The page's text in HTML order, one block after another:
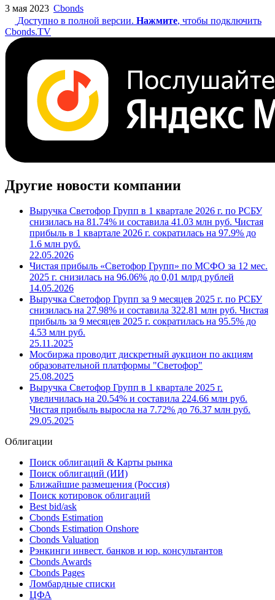
3 мая 2023 Cbonds
Доступно в полной версии. Нажмите, чтобы подключить
Cbonds.TV
Другие новости компании
Выручка Светофор Групп в 1 квартале 2026 г. по РСБУ
снизилась на 81.74% и составила 41.03 млн руб. Чистая
прибыль в 1 квартале 2026 г. сократилась на 97.9% до
1.6 млн руб.
22.05.2026
Чистая прибыль «Светофор Групп» по МСФО за 12 мес.
2025 г. снизилась на 96.06% до 0,01 млрд рублей
14.05.2026
Выручка Светофор Групп за 9 месяцев 2025 г. по РСБУ
снизилась на 27.98% и составила 322.81 млн руб. Чистая
прибыль за 9 месяцев 2025 г. сократилась на 95.5% до
4.53 млн руб.
25.11.2025
Мосбиржа проводит дискретный аукцион по акциям
образовательной платформы "Светофор"
25.08.2025
Выручка Светофор Групп в 1 квартале 2025 г.
увеличилась на 20.54% и составила 224.66 млн руб.
Чистая прибыль выросла на 7.72% до 76.37 млн руб.
29.05.2025
Облигации
Поиск облигаций & Карты рынка
Поиск облигаций (ИИ)
Ближайшие размещения (Россия)
Поиск котировок облигаций
Best bid/ask
Cbonds Estimation
Cbonds Estimation Onshore
Cbonds Valuation
Рэнкинги инвест. банков и юр. консультантов
Cbonds Awards
Cbonds Pages
Ломбардные списки
ЦФА